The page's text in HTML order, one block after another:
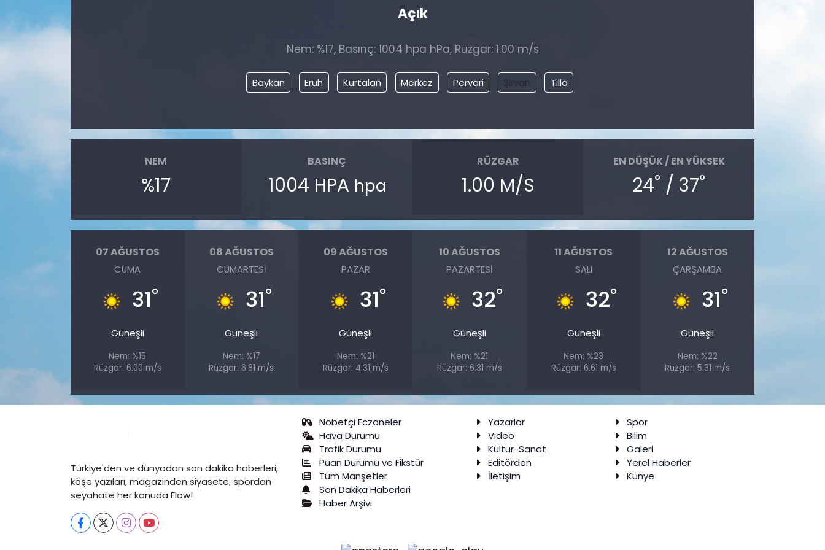
Açık
Nem: %17, Basınç: 1004 hpa hPa, Rüzgar: 1.00 m/s
Baykan Eruh Kurtalan Merkez Pervari Şirvan Tillo
NEM
%17
BASINÇ
1004 HPA hpa
RÜZGAR
1.00 M/S
EN DÜŞÜK / EN YÜKSEK
24° / 37°
07 AĞUSTOS
CUMA
31°
Güneşli
Nem: %15
Rüzgar: 6.00 m/s
08 AĞUSTOS
CUMARTESI
31°
Güneşli
Nem: %17
Rüzgar: 6.81 m/s
09 AĞUSTOS
PAZAR
31°
Güneşli
Nem: %21
Rüzgar: 4.31 m/s
10 AĞUSTOS
PAZARTESI
32°
Güneşli
Nem: %21
Rüzgar: 6.31 m/s
11 AĞUSTOS
SALI
32°
Güneşli
Nem: %23
Rüzgar: 6.61 m/s
12 AĞUSTOS
ÇARŞAMBA
31°
Güneşli
Nem: %22
Rüzgar: 5.31 m/s
Türkiye'den ve dünyadan son dakika haberleri,
köşe yazıları, magazinden siyasete, spordan
seyahate her konuda Flow!
Nöbetçi Eczaneler
Hava Durumu
Trafik Durumu
Puan Durumu ve Fikstür
Tüm Manşetler
Son Dakika Haberleri
Haber Arşivi
Yazarlar
Spor
Video
Bilim
Kültür-Sanat
Galeri
Editörden
Yerel Haberler
İletişim
Künye